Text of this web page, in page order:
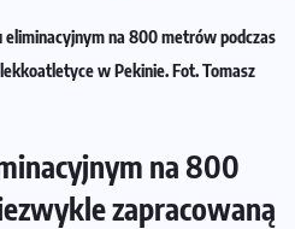
eliminacyjnym na 800 metrów podczas
w Pekinie. Fot. Tomasz
na 800
zapracowaną